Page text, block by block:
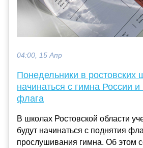
04:00, 15 Апр
Понедельники в ростовских
начинаться с гимна России и
флага
В школах Ростовской области
будут начинаться с поднятия
прослушивания гимна. Об этом